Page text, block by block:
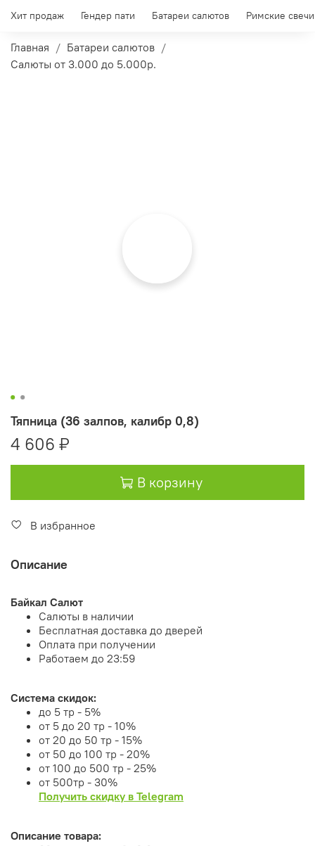
Хит продаж Гендер пати Батареи салютов Римские свечи
Главная
Батареи салютов
Салюты от 3.000 до 5.000р.
Тяпница (36 залпов, калибр 0,8)
4 606 ₽
В корзину
В избранное
Описание
Байкал Салют
Салюты в наличии
Бесплатная доставка до дверей
Оплата при получении
Работаем до 23:59
Система скидок:
до 5 тр - 5%
от 5 до 20 тр - 10%
от 20 до 50 тр - 15%
от 50 до 100 тр - 20%
от 100 до 500 тр - 25%
от 500тр - 30%
Получить скидку в Telegram
Описание товара: